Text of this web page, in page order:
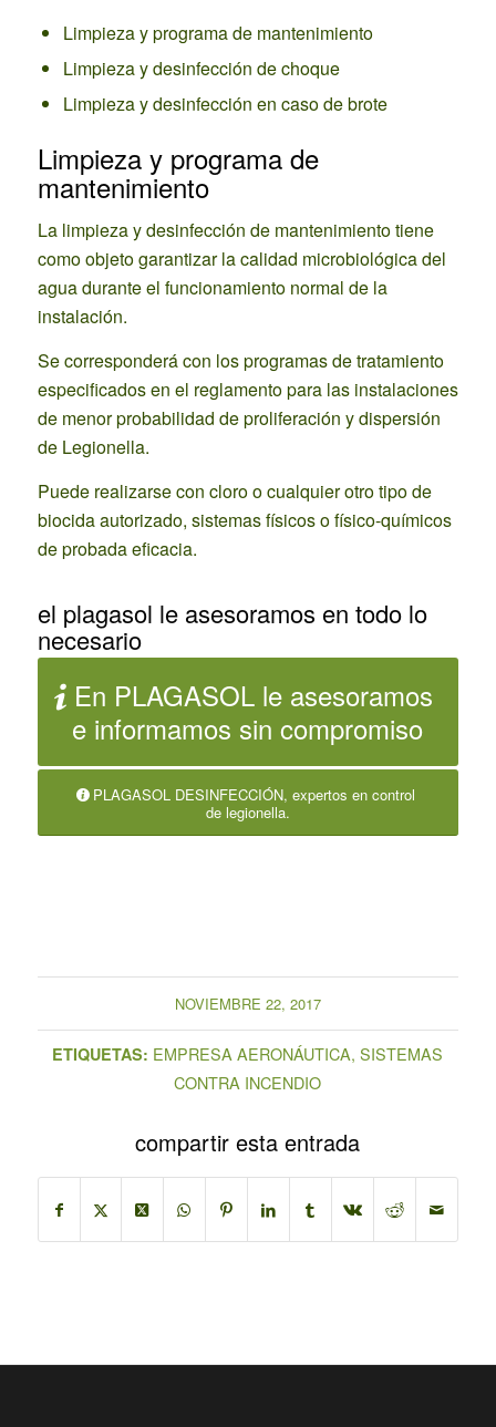
Limpieza y programa de mantenimiento
Limpieza y desinfección de choque
Limpieza y desinfección en caso de brote
Limpieza y programa de
mantenimiento
La limpieza y desinfección de mantenimiento tiene
como objeto garantizar la calidad microbiológica del
agua durante el funcionamiento normal de la
instalación.
Se corresponderá con los programas de tratamiento
especificados en el reglamento para las instalaciones
de menor probabilidad de proliferación y dispersión
de Legionella.
Puede realizarse con cloro o cualquier otro tipo de
biocida autorizado, sistemas físicos o físico-químicos
de probada eficacia.
el plagasol le asesoramos en todo lo
necesario
En PLAGASOL le asesoramos
e informamos sin compromiso
PLAGASOL DESINFECCIÓN, expertos en control
de legionella.
NOVIEMBRE 22, 2017
ETIQUETAS: EMPRESA AERONÁUTICA,SISTEMAS
CONTRA INCENDIO
compartir esta entrada